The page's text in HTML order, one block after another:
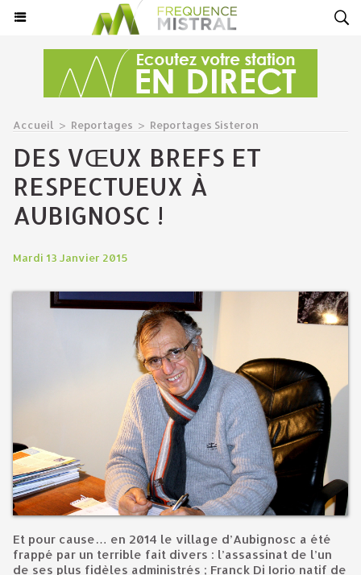
Accueil > Reportages > Reportages Sisteron
DES VŒUX BREFS ET
RESPECTUEUX À
AUBIGNOSC !
Mardi 13 Janvier 2015
Et pour cause… en 2014 le village d’Aubignosc a été
frappé par un terrible fait divers : l’assassinat de l’un
de ses plus fidèles administrés ; Franck Di Iorio natif de